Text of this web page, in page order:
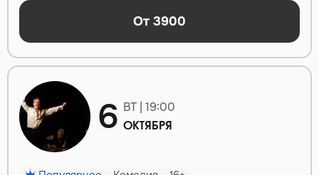
От 3900
6 ВТ | 19:00
ОКТЯБРЯ